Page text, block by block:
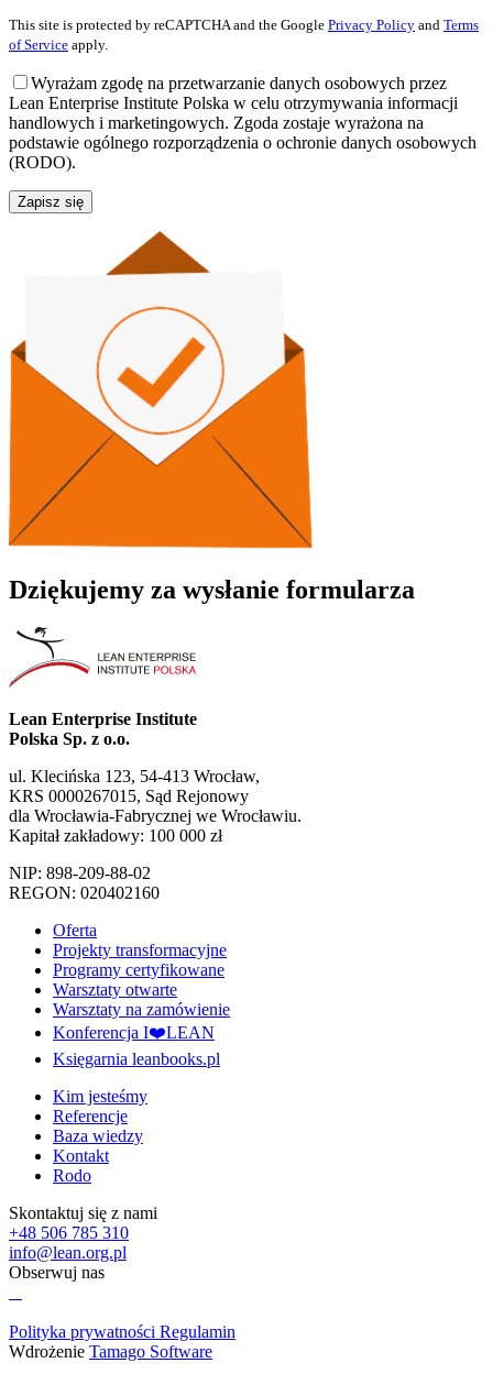
This site is protected by reCAPTCHA and the Google Privacy Policy and Terms
of Service apply.
Wyrażam zgodę na przetwarzanie danych osobowych przez
Lean Enterprise Institute Polska w celu otrzymywania informacji
handlowych i marketingowych. Zgoda zostaje wyrażona na
podstawie ogólnego rozporządzenia o ochronie danych osobowych
(RODO).
Zapisz się
Dziękujemy za wysłanie formularza
Lean Enterprise Institute
Polska Sp. z o.o.
ul. Klecińska 123, 54-413 Wrocław,
KRS 0000267015, Sąd Rejonowy
dla Wrocławia-Fabrycznej we Wrocławiu.
Kapitał zakładowy: 100 000 zł
NIP: 898-209-88-02
REGON: 020402160
Oferta
Projekty transformacyjne
Programy certyfikowane
Warsztaty otwarte
Warsztaty na zamówienie
Konferencja I❤️LEAN
Księgarnia leanbooks.pl
Kim jesteśmy
Referencje
Baza wiedzy
Kontakt
Rodo
Skontaktuj się z nami
+48 506 785 310
info@lean.org.pl
Obserwuj nas
Polityka prywatności Regulamin
Wdrożenie Tamago Software